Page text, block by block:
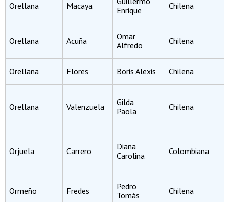
Orellana Macaya
Enrique
Chilena
Orellana Acuña
Omar
Alfredo
Chilena
Orellana Flores Boris Alexis Chilena
Orellana Valenzuela
Gilda
Paola
Chilena
Orjuela Carrero
Diana
Carolina
Colombiana
Ormeño Fredes
Pedro
Tomás
Chilena